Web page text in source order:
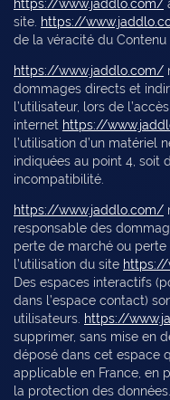
https://www.jaddlo.com/
site. https://
de la véracité du Contenu
https://www.jaddlo.com/
dommages directs et
l’utilisateur, lors de
internet https://
l’utilisation d’un matériel
indiquées au point 4, soit
incompatibilité.
https://www.jaddlo.com/
responsable des
perte de marché ou perte
l’utilisation du site https://
Des espaces interactifs
dans l’espace contact)
utilisateurs. https://
supprimer, sans mise en
déposé dans cet espace
applicable en France, en
la protection des